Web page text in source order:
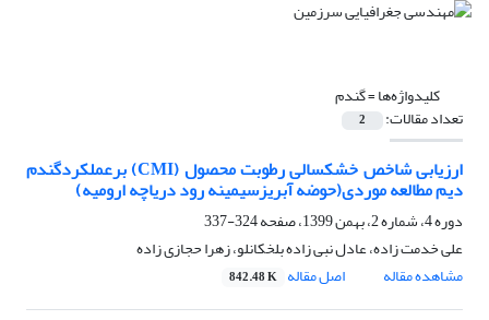
کلیدواژه‌ها =گندم
تعداد مقالات: 2
ارزیابی شاخص خشکسالی رطوبت محصول (CMI) برعملکردگندم
دیم مطالعه موردی(حوضه آبریزسیمینه رود دریاچه ارومیه)
دوره 4، شماره 2، بهمن 1399، صفحه
324-337
علی خدمت زاده، عادل نبی زاده بلخکانلو، زهرا حجازی زاده
مشاهده مقاله
اصل مقاله 842.48 K